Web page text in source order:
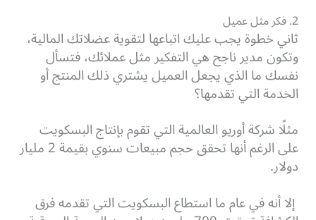
2. فكر مثل عميل
ثاني خطوة يجب عليك اتباعها لتقوية عضلاتك المالية،
وتكون مدير ناجح هي التفكير مثل عملائك، فتسأل
نفسك ما الذي يجعل العميل يشتري ذلك المنتج أو
الخدمة التي تقدمها؟
مثلًا شركة أوريو العالمية التي تقوم بإنتاج البسكويت
على الرغم أنها تحقق حجم مبيعات سنوي بقيمة 2 مليار
دولار.
إلا أنه في عام ما استطاع البسكويت التي تقدمه فرق